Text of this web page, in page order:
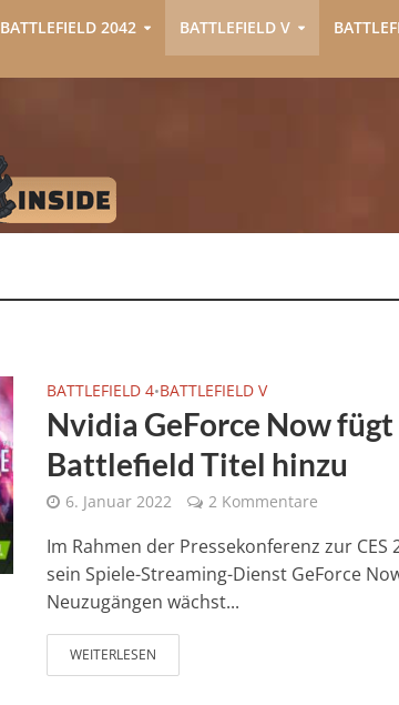
BATTLEFIELD 2042 BATTLEFIELD V
BATTLEFIELD 4•BATTLEFIELD V
Nvidia GeForce Now
Battlefield Titel hinzu
6. Januar 2022 2 Kommentare
Im Rahmen der Pressekonferenz zur CES
sein Spiele-Streaming-Dienst GeForce
Neuzugängen wächst...
WEITERLESEN